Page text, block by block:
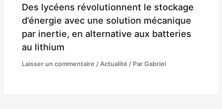
Des lycéens révolutionnent le stockage
d’énergie avec une solution mécanique
par inertie, en alternative aux batteries
au lithium
Laisser un commentaire /Actualité / ParGabriel